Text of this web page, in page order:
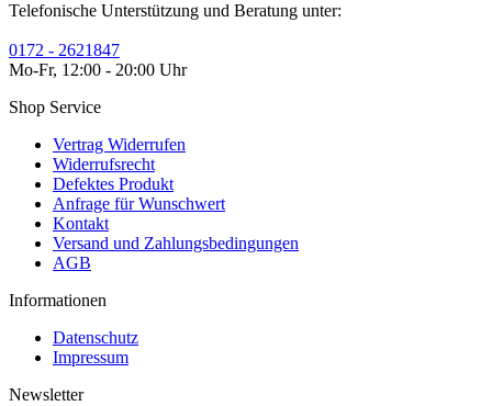
Telefonische Unterstützung und Beratung unter:
0172 - 2621847
Mo-Fr, 12:00 - 20:00 Uhr
Shop Service
Vertrag Widerrufen
Widerrufsrecht
Defektes Produkt
Anfrage für Wunschwert
Kontakt
Versand und Zahlungsbedingungen
AGB
Informationen
Datenschutz
Impressum
Newsletter